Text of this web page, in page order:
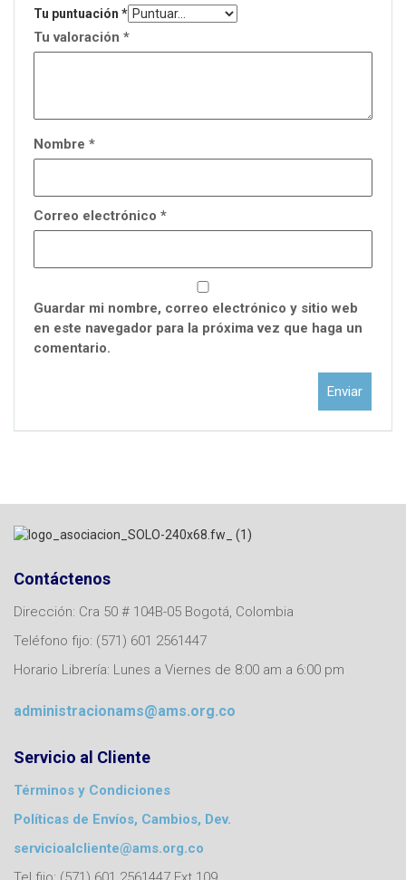
Tu puntuación *
Tu valoración *
Nombre *
Correo electrónico *
Guardar mi nombre, correo electrónico y sitio web
en este navegador para la próxima vez que haga un
comentario.
Contáctenos
Dirección: Cra 50 # 104B-05 Bogotá, Colombia
Teléfono fijo: (571) 601 2561447
Horario Librería: Lunes a Viernes de 8:00 am a 6:00 pm
administracionams@ams.org.co
Servicio al Cliente
Términos y Condiciones
Políticas de Envíos, Cambios, Dev.
servicioalcliente@ams.org.co